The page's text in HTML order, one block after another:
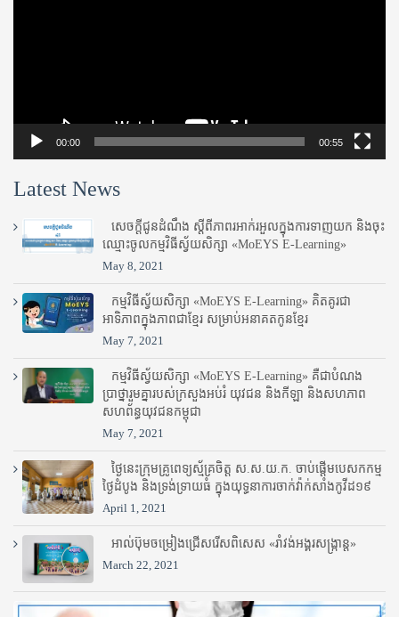
00:00 00:55
Latest News
សេចក្តីជូនដំណឹង ស្តី​ពីភាព​រអាក់រអួល​ក្នុងការ​ទាញ​យក និង​ចុះ​
ឈ្មោះ​ចូល​កម្មវិធី​ស្វ័យសិក្សា «MoEYS E-Learning»
May 8, 2021
កម្មវិធីស្វ័យសិក្សា «MoEYS E-Learning» គិតគូរជា
អាទិភាពក្នុងភាពជាខ្មែរ សម្រាប់អនាគតកូនខ្មែរ
May 7, 2021
កម្មវិធីស្វ័យសិក្សា «MoEYS E-Learning» គឺជាបំណង
ប្រាថ្នារួមគ្នារបស់ក្រសួងអប់រំ​ យុវជន និងកីឡា និងសហភាព
សហព័ន្ធយុវជនកម្ពុជា
May 7, 2021
ថ្ងៃនេះក្រុមគ្រូពេទ្យស្ម័គ្រចិត្ត ស.ស.យ.ក. ចាប់ផ្តើមបេសកកម្ម
ថ្ងៃដំបូង និងទ្រង់ទ្រាយធំ ក្នុងយុទ្ធនាការចាក់វ៉ាក់សាំងកូវីដ១៩
April 1, 2021
អាល់ប៊ុមចម្រៀងជ្រើសរើសពិសេស «រាំវង់អង្គរសង្ក្រាន្ត»
March 22, 2021